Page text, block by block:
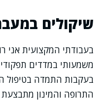
שיקולים
בעבודתי המקצועית אני
משמעותי במדדים
בעקבות התמדה בטיפול
התרופה והמינון